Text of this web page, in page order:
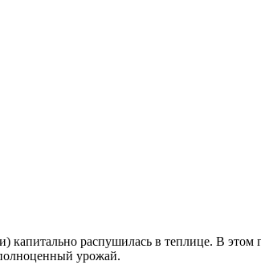
распушилась в теплице. В
урожай.